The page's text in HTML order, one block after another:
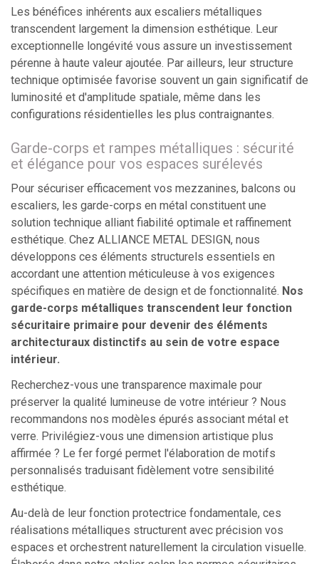
Les bénéfices inhérents aux escaliers métalliques
transcendent largement la dimension esthétique. Leur
exceptionnelle longévité vous assure un investissement
pérenne à haute valeur ajoutée. Par ailleurs, leur structure
technique optimisée favorise souvent un gain significatif de
luminosité et d'amplitude spatiale, même dans les
configurations résidentielles les plus contraignantes.
Garde-corps et rampes métalliques : sécurité
et élégance pour vos espaces surélevés
Pour sécuriser efficacement vos mezzanines, balcons ou
escaliers, les garde-corps en métal constituent une
solution technique alliant fiabilité optimale et raffinement
esthétique. Chez ALLIANCE METAL DESIGN, nous
développons ces éléments structurels essentiels en
accordant une attention méticuleuse à vos exigences
spécifiques en matière de design et de fonctionnalité. Nos
garde-corps métalliques transcendent leur fonction
sécuritaire primaire pour devenir des éléments
architecturaux distinctifs au sein de votre espace
intérieur.
Recherchez-vous une transparence maximale pour
préserver la qualité lumineuse de votre intérieur ? Nous
recommandons nos modèles épurés associant métal et
verre. Privilégiez-vous une dimension artistique plus
affirmée ? Le fer forgé permet l'élaboration de motifs
personnalisés traduisant fidèlement votre sensibilité
esthétique.
Au-delà de leur fonction protectrice fondamentale, ces
réalisations métalliques structurent avec précision vos
espaces et orchestrent naturellement la circulation visuelle.